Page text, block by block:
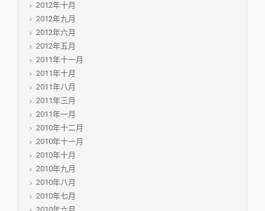
2012年十月
2012年九月
2012年六月
2012年五月
2011年十一月
2011年十月
2011年八月
2011年三月
2011年一月
2010年十二月
2010年十一月
2010年十月
2010年九月
2010年八月
2010年七月